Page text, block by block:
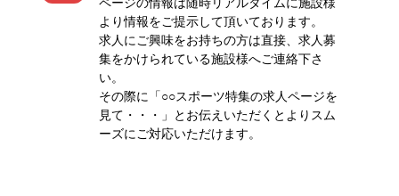
より情報をご提示して頂いております。
求人にご興味をお持ちの方は直接、求人募
集をかけられている施設様へご連絡下さ
い。
その際に「○○スポーツ特集の求人ページを
見て・・・」とお伝えいただくとよりスム
ーズにご対応いただけます。